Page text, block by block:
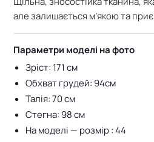
але залишається м’якою та
Параметри моделі на фото
Зріст: 171 см
Обхват грудей: 94см
Талія: 70 см
Стегна: 98 см
На моделі — розмір : 44